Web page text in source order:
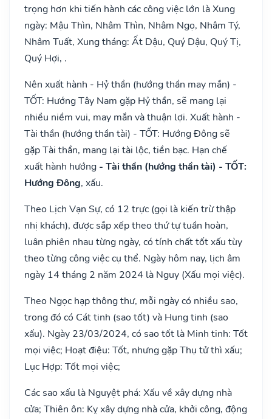
trọng hơn khi tiến hành các công việc lớn là Xung
ngày: Mậu Thìn, Nhâm Thìn, Nhâm Ngọ, Nhâm Tý,
Nhâm Tuất, Xung tháng: Ất Dậu, Quý Dậu, Quý Tị,
Quý Hợi, .
Nên xuất hành - Hỷ thần (hướng thần may mắn) -
TỐT: Hướng Tây Nam gặp Hỷ thần, sẽ mang lại
nhiều niềm vui, may mắn và thuận lợi. Xuất hành -
Tài thần (hướng thần tài) - TỐT: Hướng Đông sẽ
gặp Tài thần, mang lại tài lộc, tiền bạc. Hạn chế
xuất hành hướng - Tài thần (hướng thần tài) - TỐT:
Hướng Đông, xấu.
Theo Lịch Vạn Sự, có 12 trực (gọi là kiến trừ thập
nhị khách), được sắp xếp theo thứ tự tuần hoàn,
luân phiên nhau từng ngày, có tính chất tốt xấu tùy
theo từng công việc cụ thể. Ngày hôm nay, lịch âm
ngày 14 tháng 2 năm 2024 là Nguy (Xấu mọi việc).
Theo Ngọc hạp thông thư, mỗi ngày có nhiều sao,
trong đó có Cát tinh (sao tốt) và Hung tinh (sao
xấu). Ngày 23/03/2024, có sao tốt là Minh tinh: Tốt
mọi việc; Hoạt điệu: Tốt, nhưng gặp Thụ tử thì xấu;
Lục Hợp: Tốt mọi việc;
Các sao xấu là Nguyệt phá: Xấu về xây dựng nhà
cửa; Thiên ôn: Kỵ xây dựng nhà cửa, khởi công, động